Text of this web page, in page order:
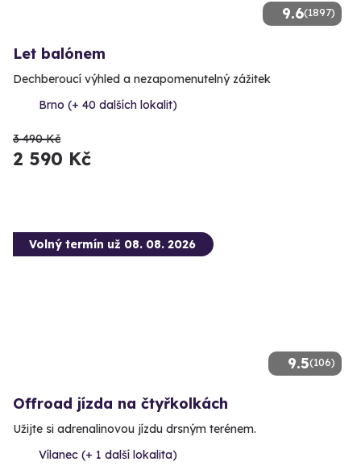
9.6(1897)
Let balónem
Dechberoucí výhled a nezapomenutelný zážitek
Brno (+ 40 dalších lokalit)
3 490 Kč
2 590 Kč
9.5(106)
Volný termín už 08. 08. 2026
Offroad jízda na čtyřkolkách
Užijte si adrenalinovou jízdu drsným terénem.
Vílanec (+ 1 další lokalita)